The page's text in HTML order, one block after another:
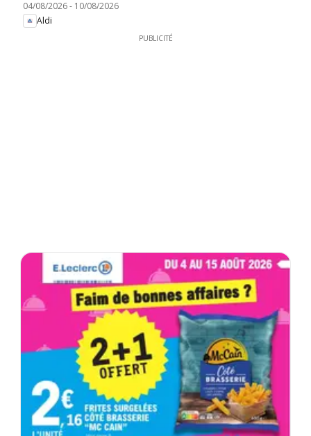
04/08/2026- 10/08/2026
Aldi
PUBLICITÉ